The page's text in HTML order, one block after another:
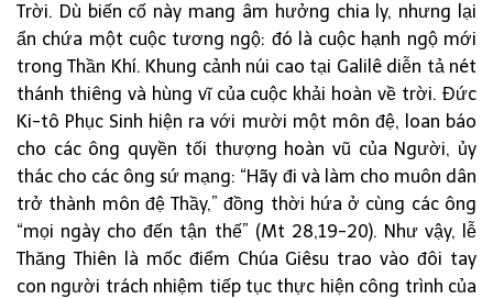
Trời. Dù biến cố này mang âm hưởng chia ly, nhưng lại
ẩn chứa một cuộc tương ngộ: đó là cuộc hạnh ngộ mới
trong Thần Khí. Khung cảnh núi cao tại Galilê diễn tả nét
thánh thiêng và hùng vĩ của cuộc khải hoàn về trời. Đức
Ki-tô Phục Sinh hiện ra với mười một môn đệ, loan báo
cho các ông quyền tối thượng hoàn vũ của Người, ủy
thác cho các ông sứ mạng: “Hãy đi và làm cho muôn dân
trở thành môn đệ Thầy,” đồng thời hứa ở cùng các ông
“mọi ngày cho đến tận thế” (Mt 28,19-20). Như vậy, lễ
Thăng Thiên là mốc điểm Chúa Giêsu trao vào đôi tay
con người trách nhiệm tiếp tục thực hiện công trình của